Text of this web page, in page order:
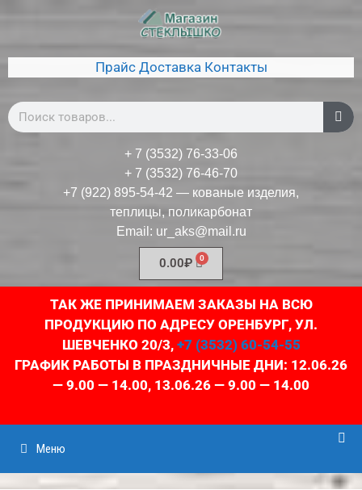
Прайс Доставка Контакты
+ 7 (3532) 76-33-06
+ 7 (3532) 76-46-70
+7 (922) 895-54-42 — кованые изделия,
теплицы, поликарбонат
Email: ur_aks@mail.ru
0.00₽
ТАК ЖЕ ПРИНИМАЕМ ЗАКАЗЫ НА ВСЮ
ПРОДУКЦИЮ ПО АДРЕСУ ОРЕНБУРГ, УЛ.
ШЕВЧЕНКО 20/3, +7 (3532) 60-54-55
ГРАФИК РАБОТЫ В ПРАЗДНИЧНЫЕ ДНИ: 12.06.26
— 9.00 — 14.00, 13.06.26 — 9.00 — 14.00
Меню